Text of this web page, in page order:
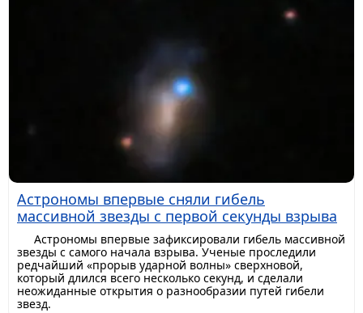
Астрономы впервые сняли гибель
массивной звезды с первой секунды взрыва
Астрономы впервые зафиксировали гибель массивной
звезды с самого начала взрыва. Ученые проследили
редчайший «прорыв ударной волны» сверхновой,
который длился всего несколько секунд, и сделали
неожиданные открытия о разнообразии путей гибели
звезд.